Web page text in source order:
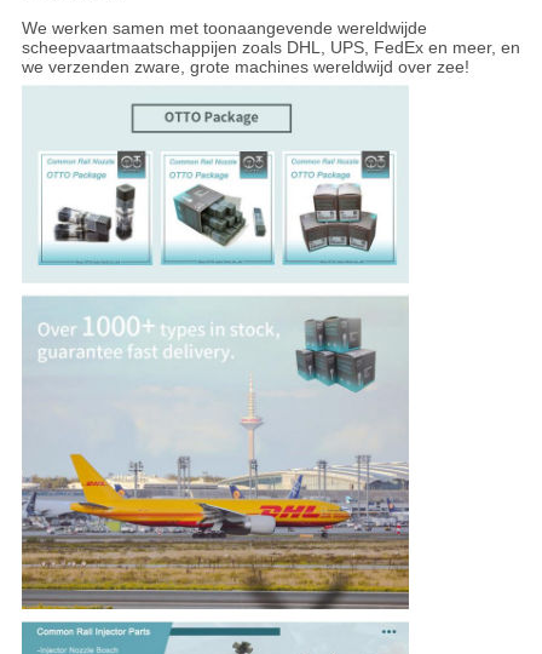
We werken samen met toonaangevende wereldwijde
scheepvaartmaatschappijen zoals DHL, UPS, FedEx en meer, en
we verzenden zware, grote machines wereldwijd over zee!